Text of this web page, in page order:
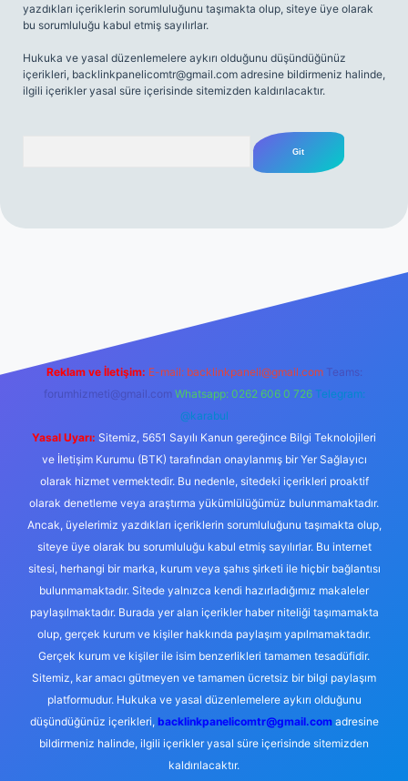
yazdıkları içeriklerin sorumluluğunu taşımakta olup, siteye üye olarak
bu sorumluluğu kabul etmiş sayılırlar.
Hukuka ve yasal düzenlemelere aykırı olduğunu düşündüğünüz
içerikleri, backlinkpanelicomtr@gmail.com adresine bildirmeniz halinde,
ilgili içerikler yasal süre içerisinde sitemizden kaldırılacaktır.
Reklam ve İletişim: E-mail: backlinkpaneli@gmail.com Teams:
forumhizmeti@gmail.com Whatsapp: 0262 606 0 726 Telegram:
@karabul
Yasal Uyarı: Sitemiz, 5651 Sayılı Kanun gereğince Bilgi Teknolojileri
ve İletişim Kurumu (BTK) tarafından onaylanmış bir Yer Sağlayıcı
olarak hizmet vermektedir. Bu nedenle, sitedeki içerikleri proaktif
olarak denetleme veya araştırma yükümlülüğümüz bulunmamaktadır.
Ancak, üyelerimiz yazdıkları içeriklerin sorumluluğunu taşımakta olup,
siteye üye olarak bu sorumluluğu kabul etmiş sayılırlar. Bu internet
sitesi, herhangi bir marka, kurum veya şahıs şirketi ile hiçbir bağlantısı
bulunmamaktadır. Sitede yalnızca kendi hazırladığımız makaleler
paylaşılmaktadır. Burada yer alan içerikler haber niteliği taşımamakta
olup, gerçek kurum ve kişiler hakkında paylaşım yapılmamaktadır.
Gerçek kurum ve kişiler ile isim benzerlikleri tamamen tesadüfidir.
Sitemiz, kar amacı gütmeyen ve tamamen ücretsiz bir bilgi paylaşım
platformudur. Hukuka ve yasal düzenlemelere aykırı olduğunu
düşündüğünüz içerikleri, backlinkpanelicomtr@gmail.comadresine
bildirmeniz halinde, ilgili içerikler yasal süre içerisinde sitemizden
kaldırılacaktır.